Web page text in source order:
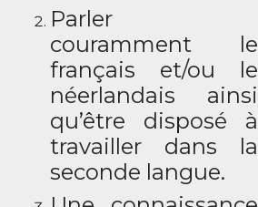
Parler
couramment le
français et/ou le
néerlandais ainsi
qu’être disposé à
travailler dans la
seconde langue.